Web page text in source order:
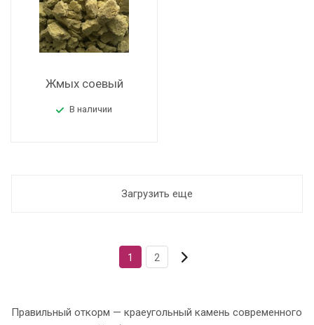
Жмых соевый
В наличии
Загрузить еще
1 2
Правильный откорм — краеугольный камень современного